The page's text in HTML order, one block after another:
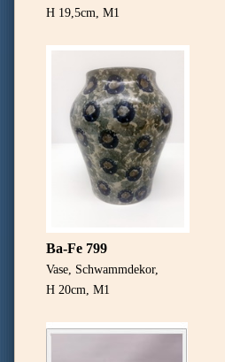
H 19,5cm, M1
Ba-Fe 799
Vase, Schwammdekor,
H 20cm, M1